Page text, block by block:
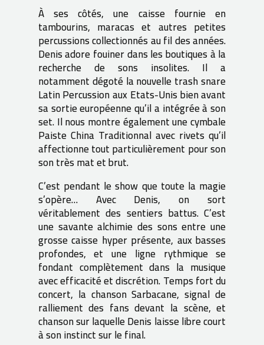
À ses côtés, une caisse fournie en
tambourins, maracas et autres petites
percussions collectionnés au fil des années.
Denis adore fouiner dans les boutiques à la
recherche de sons insolites. Il a
notamment dégoté la nouvelle trash snare
Latin Percussion aux Etats-Unis bien avant
sa sortie européenne qu’il a intégrée à son
set. Il nous montre également une cymbale
Paiste China Traditionnal avec rivets qu’il
affectionne tout particulièrement pour son
son très mat et brut.
C’est pendant le show que toute la magie
s’opère… Avec Denis, on sort
véritablement des sentiers battus. C’est
une savante alchimie des sons entre une
grosse caisse hyper présente, aux basses
profondes, et une ligne rythmique se
fondant complètement dans la musique
avec efficacité et discrétion. Temps fort du
concert, la chanson Sarbacane, signal de
ralliement des fans devant la scène, et
chanson sur laquelle Denis laisse libre court
à son instinct sur le final.